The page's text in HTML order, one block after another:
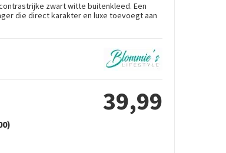
zwart witte buitenkleed. Een
die direct karakter en luxe toevoegt aan
39,99